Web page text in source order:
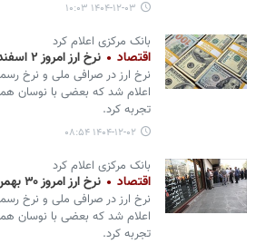
۱۴۰۴-۱۲-۰۳ ۱۰:۰۳
بانک مرکزی اعلام کرد
اقتصاد نرخ ارز امروز ۲ اسفند ۱۴۰۴ + قیمت یورو
اعلام شد که بعضی با نوسان
تجربه کرد.
۱۴۰۴-۱۲-۰۲ ۰۸:۵۴
بانک مرکزی اعلام کرد
اقتصاد نرخ ارز امروز ۳۰ بهمن ۱۴۰۴ + قیمت یورو
اعلام شد که بعضی با نوسان
تجربه کرد.